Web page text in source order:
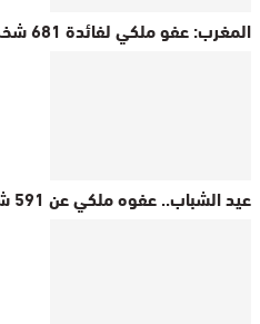
المغرب: عفو ملكي لفائدة 681 شخصاً بمناسبة عيد المولد النبوي
عيد الشباب.. عفوه ملكي عن 591 شخصاً